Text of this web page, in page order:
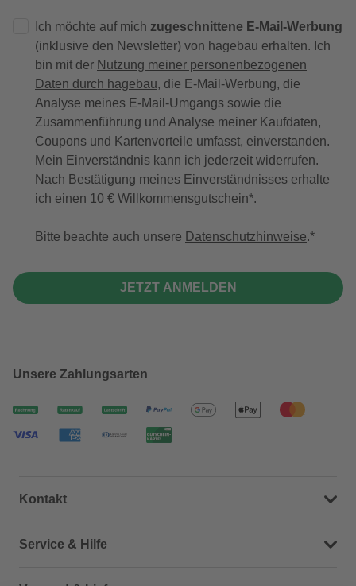
Ich möchte auf mich zugeschnittene E-Mail-Werbung
(inklusive den Newsletter) von hagebau erhalten. Ich
bin mit der Nutzung meiner personenbezogenen
Daten durch hagebau, die E-Mail-Werbung, die
Analyse meines E-Mail-Umgangs sowie die
Zusammenführung und Analyse meiner Kaufdaten,
Coupons und Kartenvorteile umfasst, einverstanden.
Mein Einverständnis kann ich jederzeit widerrufen.
Nach Bestätigung meines Einverständnisses erhalte
ich einen 10 € Willkommensgutschein*.
Bitte beachte auch unsere Datenschutzhinweise.
JETZT ANMELDEN
Unsere Zahlungsarten
Kontakt
Dein Kontakt zu uns
Service & Hilfe